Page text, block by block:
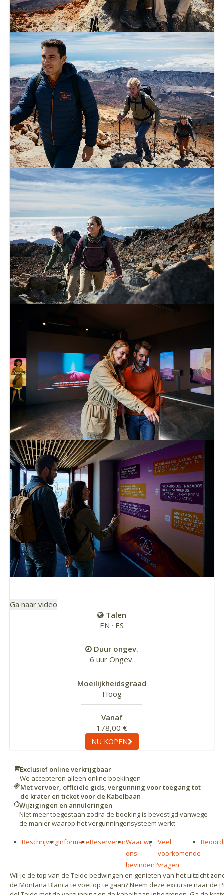
Ga naar video
Talen
EN · ES
Duur ongev.
6 uur Ongev.
Moeilijkheidsgraad
Hoog
Vanaf
178,00 €
NU KOPEN
Exclusief online verkrijgbaar
We accepteren alleen online boekingen
Met vervoer, officiële gids, vergunning voor toegang tot
de krater en ticket voor de Kabelbaan
Wijzigingen en annuleringen
Niet meer toegestaan zodra de boeking is bevestigd vanwege
de manier waarop het vergunningensysteem werkt
BeschrijvingInformatieReserverenWaar wij
ons
bevinden?
Veel
voorkomende
vragen
Wil je de top van de Teide bedwingen en genieten van het uitzicht
de Montaña Blanca te voet op te gaan? Neem deze excursie naar de